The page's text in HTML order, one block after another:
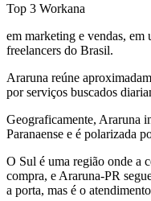
Top 3 Workana
em marketing e vendas, em
freelancers do Brasil.
Araruna reúne
por serviços buscados
Geograficamente, Araruna
Paranaense e é polarizada
O Sul é uma região onde a
compra, e Araruna-PR
a porta, mas é o